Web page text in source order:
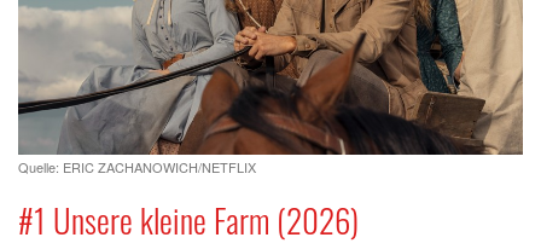
Quelle: ERIC ZACHANOWICH/NETFLIX
#1 Unsere kleine Farm (2026)